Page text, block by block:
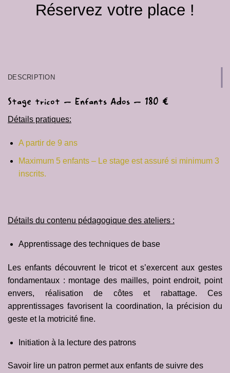
Réservez votre place !
DESCRIPTION
Stage tricot – Enfants Ados – 180 €
Détails pratiques:
A partir de 9 ans
Maximum 5 enfants – Le stage est assuré si minimum 3
inscrits.
Détails du contenu pédagogique des ateliers :
Apprentissage des techniques de base
Les enfants découvrent le tricot et s’exercent aux gestes
fondamentaux : montage des mailles, point endroit, point
envers, réalisation de côtes et rabattage. Ces
apprentissages favorisent la coordination, la précision du
geste et la motricité fine.
Initiation à la lecture des patrons
Savoir lire un patron permet aux enfants de suivre des